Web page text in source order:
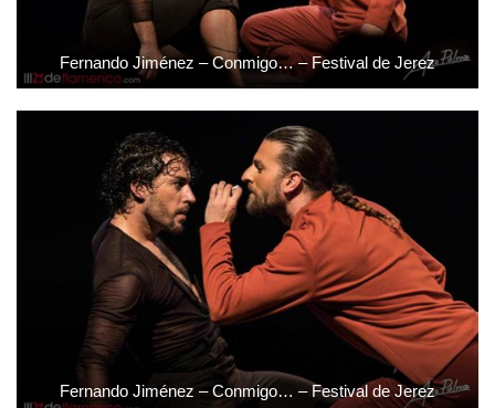
Fernando Jiménez – Conmigo… – Festival de Jerez
Fernando Jiménez – Conmigo… – Festival de Jerez